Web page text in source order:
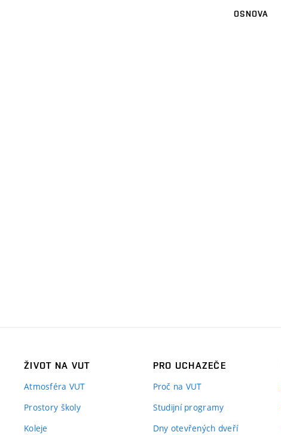
OSNOVA
ŽIVOT NA VUT
Atmosféra VUT
Prostory školy
Koleje
PRO UCHAZEČE
Proč na VUT
Studijní programy
Dny otevřených dveří